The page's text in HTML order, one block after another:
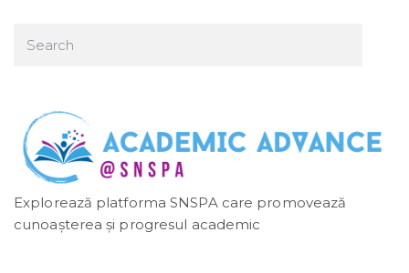
Explorează platforma SNSPA care promovează
cunoașterea și progresul academic